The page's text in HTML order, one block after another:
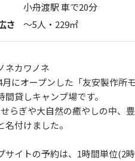
小舟渡駅 車で20分
さ
〜5人・ 229㎡
カワノネ
月にオープンした「友安製作所
間貸しキャンプ場です。
らぎや大自然の癒やしの中、
名付けました。
サイトの予約は、1時間単位(2